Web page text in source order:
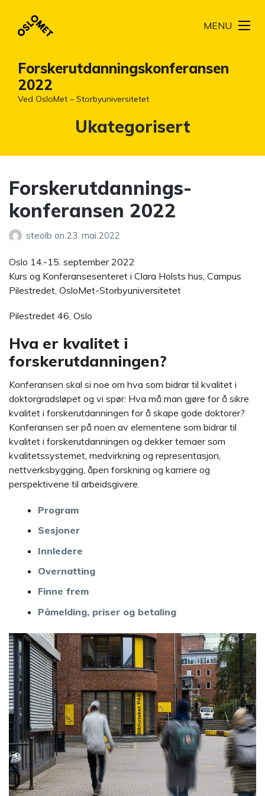
Forskerutdanningskonferansen
2022
Ved OsloMet – Storbyuniversitetet
MENU
Kategori:
Ukategorisert
Forskerutdannings-
konferansen 2022
steolb on 23. mai 2022
Oslo 14.-15. september 2022
Kurs og Konferansesenteret i Clara Holsts hus, Campus
Pilestredet, OsloMet-Storbyuniversitetet
Pilestredet 46, Oslo
Hva er kvalitet i
forskerutdanningen?
Konferansen skal si noe om hva som bidrar til kvalitet i
doktorgradsløpet og vi spør: Hva må man gjøre for å sikre
kvalitet i forskerutdanningen for å skape gode doktorer?
Konferansen ser på noen av elementene som bidrar til
kvalitet i forskerutdanningen og dekker temaer som
kvalitetssystemet, medvirkning og representasjon,
nettverksbygging, åpen forskning og karriere og
perspektivene til arbeidsgivere.
Program
Sesjoner
Innledere
Overnatting
Finne frem
Påmelding, priser og betaling